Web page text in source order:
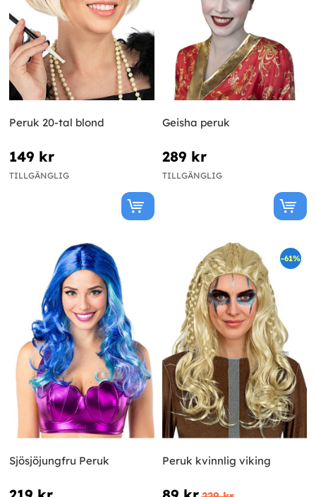
Peruk 20-tal blond
149 kr
TILLGÄNGLIG
Geisha peruk
289 kr
TILLGÄNGLIG
Sjösjöjungfru Peruk
-61%
Peruk kvinnlig viking